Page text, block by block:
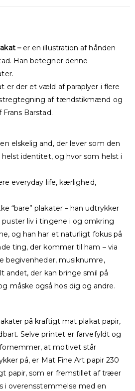
–er en illustration af hånden
Han betegner denne
er der et væld af paraplyer i flere
af tændstikmænd og
Barstad.
elskelig and, der lever som den
identitet, og hvor som helst i
everyday life, kærlighed,
“bare” plakater – han udtrykker
liv i tingene i og omkring
og han har et naturligt fokus på
ting, der kommer til ham – via
begivenheder, musiknumre,
andet, der kan bringe smil på
måske også hos dig og andre.
på kraftigt mat plakat papir,
Selve printet er farvefyldt og
at motivet står
på, er Mat Fine Art papir 230
papir, som er fremstillet af træer
i overensstemmelse med en